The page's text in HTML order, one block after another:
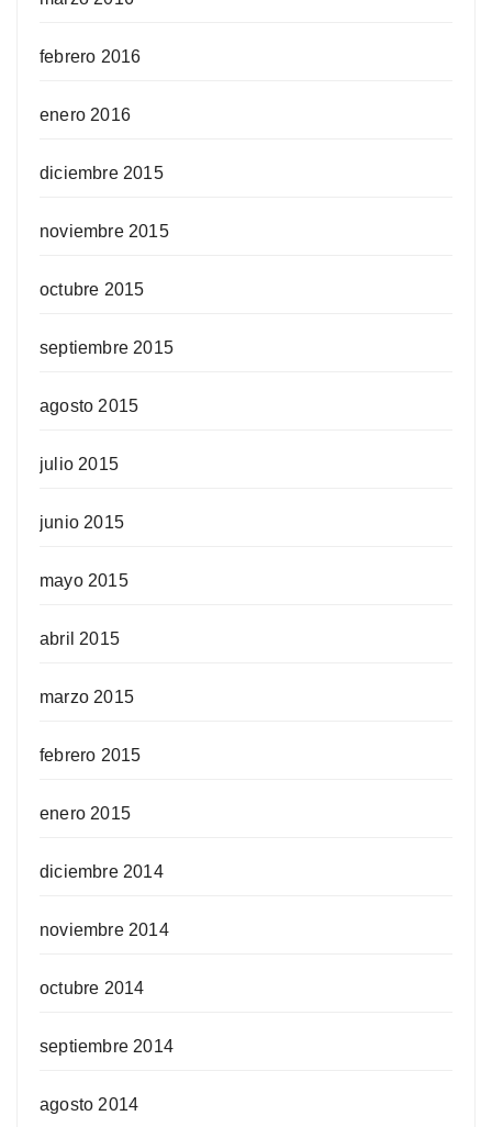
febrero 2016
enero 2016
diciembre 2015
noviembre 2015
octubre 2015
septiembre 2015
agosto 2015
julio 2015
junio 2015
mayo 2015
abril 2015
marzo 2015
febrero 2015
enero 2015
diciembre 2014
noviembre 2014
octubre 2014
septiembre 2014
agosto 2014